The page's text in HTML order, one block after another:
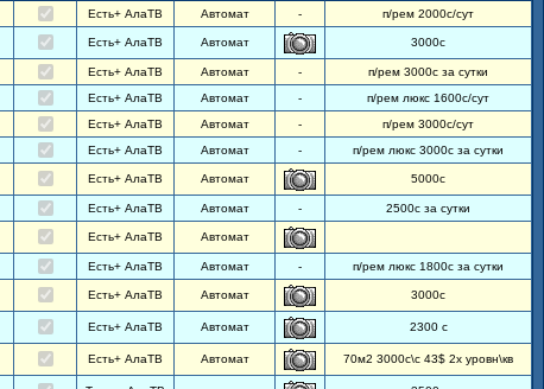
Есть+ АлаТВ Автомат - п/рем 2000с/сут
Есть+ АлаТВ Автомат 3000с
Есть+ АлаТВ Автомат -
п/рем 3000с за сутки
Есть+ АлаТВ Автомат -
п/рем люкс 1600с/сут
Есть+ АлаТВ Автомат -
п/рем 3000с/сут
Есть+ АлаТВ Автомат - п/рем люкс 3000с за сутки
Есть+ АлаТВ Автомат 5000с
Есть+ АлаТВ Автомат - 2500с за сутки
Есть+ АлаТВ Автомат
Есть+ АлаТВ Автомат - п/рем люкс 1800с за сутки
Есть+ АлаТВ Автомат 3000с
Есть+ АлаТВ Автомат 2300 с
Есть+ АлаТВ Автомат 70м2 3000с\с 43$ 2х уровн\кв